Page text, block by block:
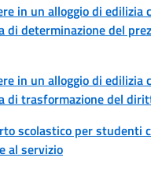
in un alloggio di edilizia
di determinazione del
in un alloggio di edilizia
di trasformazione del
scolastico per studenti
al servizio